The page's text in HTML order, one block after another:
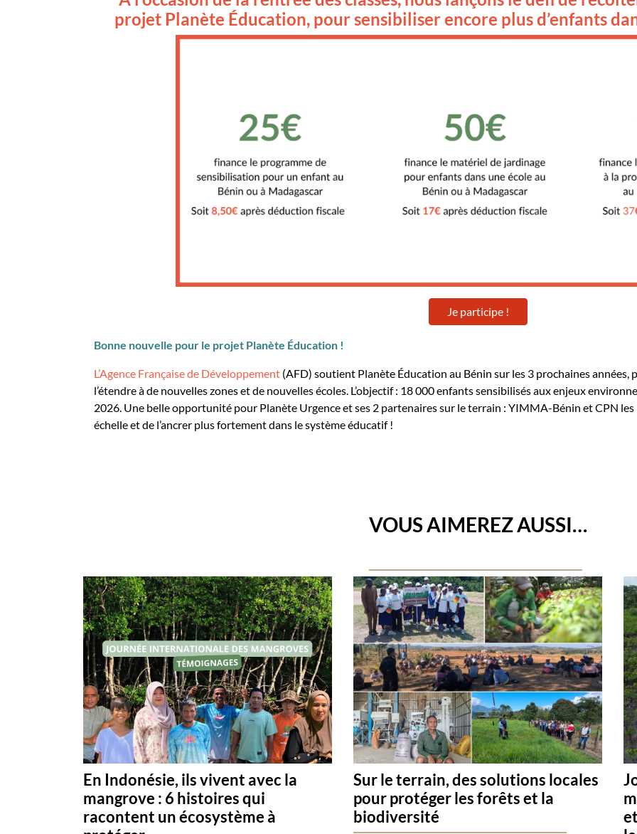
projet Planète Éducation, pour sensibiliser encore plus d’enfants
Je participe !
Bonne nouvelle pour le projet Planète Éducation !
L’Agence Française de Développement (AFD) soutient Planète Éducation au Bénin sur les 3 prochaines années,
l’étendre à de nouvelles zones et de nouvelles écoles. L’objectif : 18 000 enfants sensibilisés aux enjeux
2026. Une belle opportunité pour Planète Urgence et ses 2 partenaires sur le terrain : YIMMA-Bénin et CPN
échelle et de l’ancrer plus fortement dans le système éducatif !
VOUS AIMEREZ AUSSI…
En Indonésie, ils vivent avec la
mangrove : 6 histoires qui
racontent un écosystème à
Sur le terrain, des solutions locales
pour protéger les forêts et la
biodiversité